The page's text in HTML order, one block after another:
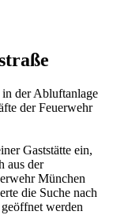
der Abluftanlage
der Feuerwehr
Gaststätte ein,
aus der
München
die Suche nach
werden